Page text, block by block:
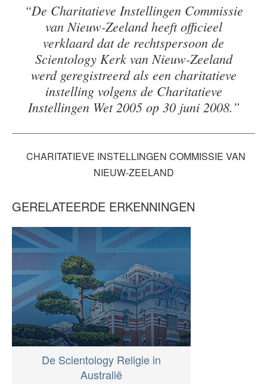
“De Charitatieve Instellingen Commissie
van Nieuw-Zeeland heeft officieel
verklaard dat de rechtspersoon de
Scientology Kerk van Nieuw-Zeeland
werd geregistreerd als een charitatieve
instelling volgens de Charitatieve
Instellingen Wet 2005 op 30 juni 2008.”
CHARITATIEVE INSTELLINGEN COMMISSIE VAN
NIEUW-ZEELAND
GERELATEERDE ERKENNINGEN
De Scientology Religie in
Australië